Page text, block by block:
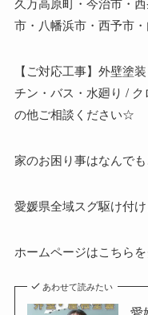
市・八幡浜市・西予市
【ご対応工事】外壁塗
チン・バス・水廻り /
の他ご相談ください☆
家のお困り事はなんで
愛媛県全域スグ駆け付
ホームページはこちら
あわせて読みたい